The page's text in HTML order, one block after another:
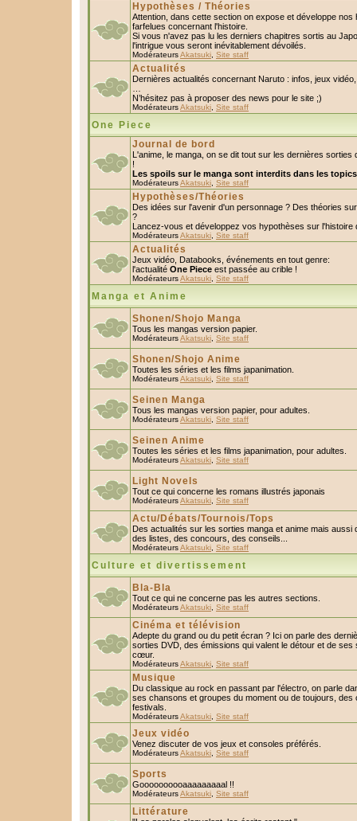
Hypothèses / Théories
Attention, dans cette section on expose et développe nos
farfelues concernant l'histoire.
Si vous n'avez pas lu les derniers chapitres sortis au
l'intrigue vous seront inévitablement dévoilés.
ModérateursAkatsuki Site staff
Actualités
Dernières actualités concernant Naruto : infos, jeux
N’hésitez pas à proposer des news pour le site ;)
ModérateursAkatsuki Site staff
One Piece
Journal de bord
L'anime, le manga, on se dit tout sur les dernières sorties
!
Les spoils sur le manga sont interdits dans les
ModérateursAkatsuki Site staff
Hypothèses/Théories
Des idées sur l'avenir d'un personnage ? Des théories
?
Lancez-vous et développez vos hypothèses sur l'histoire
ModérateursAkatsuki Site staff
Actualités
Jeux vidéo, Databooks, événements en tout genre:
l'actualité One Piece est passée au crible !
ModérateursAkatsuki Site staff
Manga et Anime
Shonen/Shojo Manga
Tous les mangas version papier.
ModérateursAkatsuki Site staff
Shonen/Shojo Anime
Toutes les séries et les films japanimation.
ModérateursAkatsuki Site staff
Seinen Manga
Tous les mangas version papier, pour adultes.
ModérateursAkatsuki Site staff
Seinen Anime
Toutes les séries et les films japanimation, pour adultes.
ModérateursAkatsuki Site staff
Light Novels
Tout ce qui concerne les romans illustrés japonais
ModérateursAkatsuki Site staff
Actu/Débats/Tournois/Tops
Des actualités sur les sorties manga et anime mais aussi
des listes, des concours, des conseils...
ModérateursAkatsuki Site staff
Culture et divertissement
Bla-Bla
Tout ce qui ne concerne pas les autres sections.
ModérateursAkatsuki Site staff
Cinéma et télévision
Adepte du grand ou du petit écran ? Ici on parle des
sorties DVD, des émissions qui valent le détour et de ses
cœur.
ModérateursAkatsuki Site staff
Musique
Du classique au rock en passant par l'électro, on parle
ses chansons et groupes du moment ou de toujours, des
festivals.
ModérateursAkatsuki Site staff
Jeux vidéo
Venez discuter de vos jeux et consoles préférés.
ModérateursAkatsuki Site staff
Sports
Goooooooooaaaaaaaaal !!
ModérateursAkatsuki Site staff
Littérature